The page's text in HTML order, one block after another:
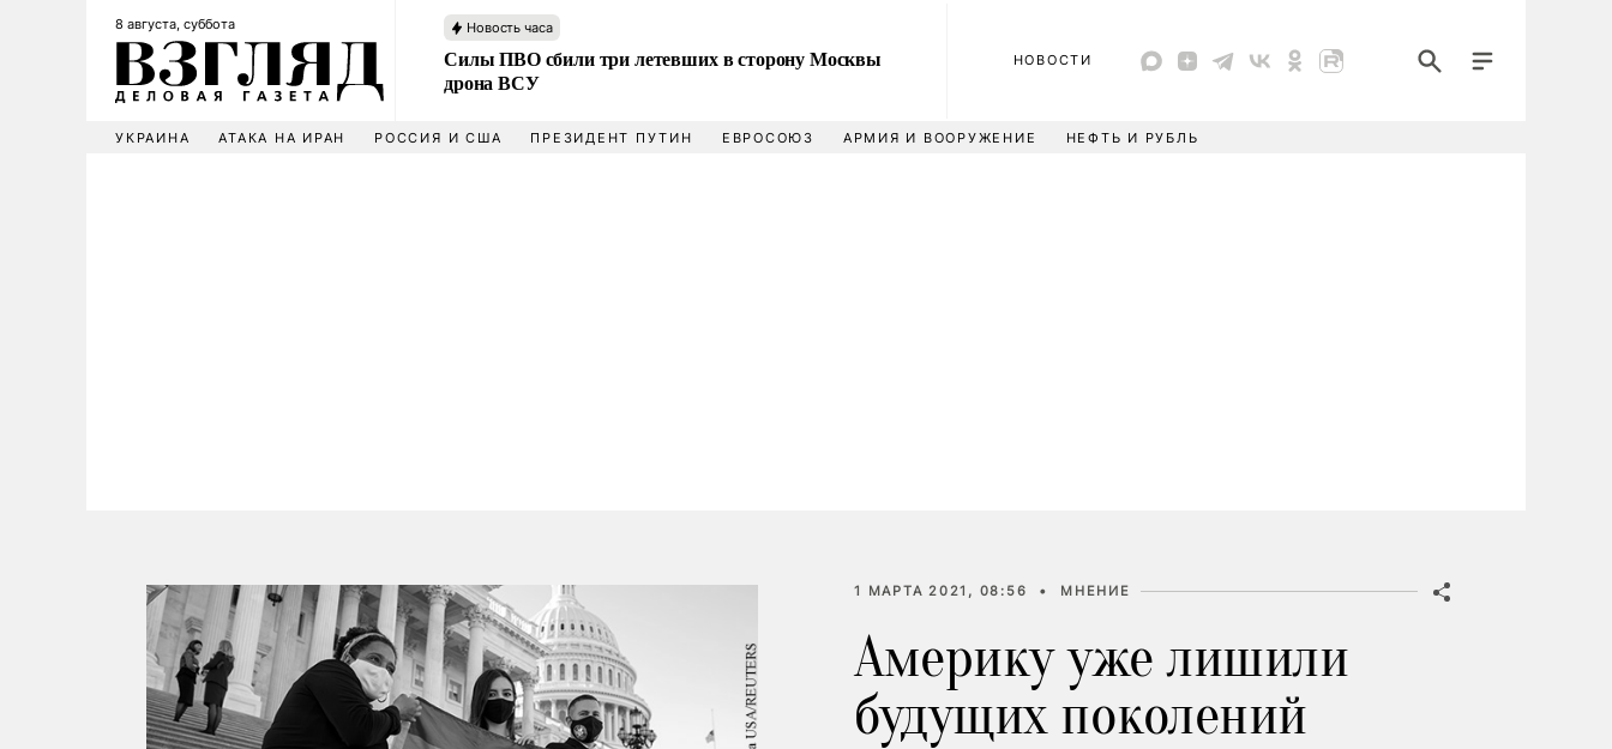
8 августа, суббота Новость часа
Силы ПВО сбили три летевших в сторону Москвы
дрона ВСУ
НОВОСТИ
УКРАИНА АТАКА НА ИРАН РОССИЯ И США ПРЕЗИДЕНТ ПУТИН ЕВРОСОЮЗ АРМИЯ И ВООРУЖЕНИЕ НЕФТЬ И РУБЛЬ
1 МАРТА 2021, 08:56 • МНЕНИЕ
Америку уже лишили
будущих поколений